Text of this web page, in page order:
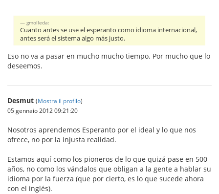
gmolleda:
Cuanto antes se use el esperanto como idioma internacional,
antes será el sistema algo más justo.
Eso no va a pasar en mucho mucho tiempo. Por mucho que lo
deseemos.
Desmut (Mostra il profilo)
05 gennaio 2012 09:21:20
Nosotros aprendemos Esperanto por el ideal y lo que nos
ofrece, no por la injusta realidad.
Estamos aquí como los pioneros de lo que quizá pase en 500
años, no como los vándalos que obligan a la gente a hablar su
idioma por la fuerza (que por cierto, es lo que sucede ahora
con el inglés).